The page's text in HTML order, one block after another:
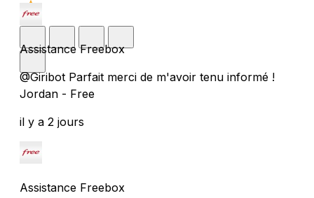
Assistance Freebox
@Giribot Parfait merci de m'avoir tenu informé !
Jordan - Free
il y a 2 jours
Assistance Freebox